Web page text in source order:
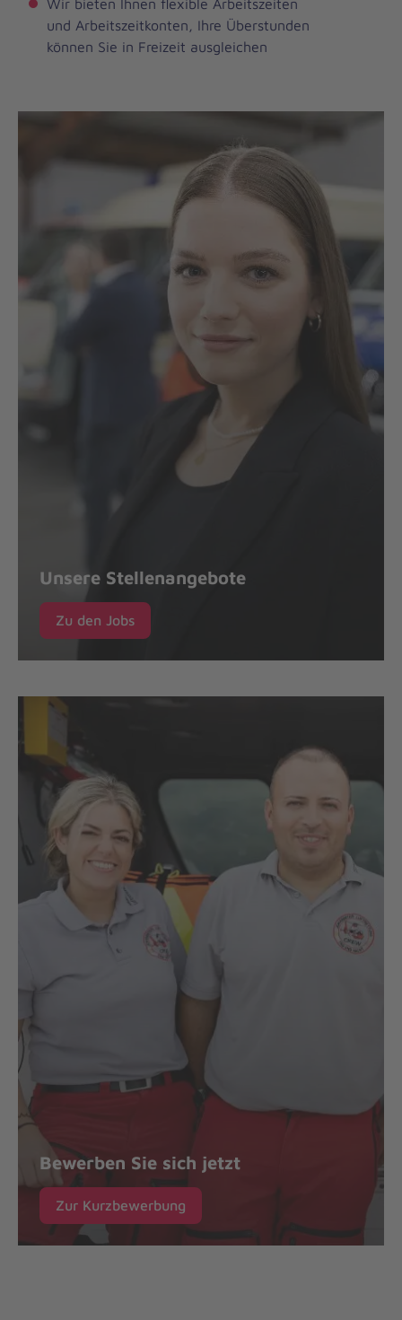
Wir bieten Ihnen flexible Arbeitszeiten
und Arbeitszeitkonten, Ihre Überstunden
können Sie in Freizeit ausgleichen
Unsere Stellenangebote
Zu den Jobs
Bewerben Sie sich jetzt
Zur Kurzbewerbung